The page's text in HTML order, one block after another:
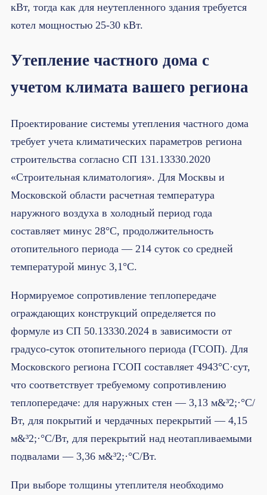
кВт, тогда как для неутепленного здания требуется
котел мощностью 25-30 кВт.
Утепление частного дома с
учетом климата вашего региона
Проектирование системы утепления частного дома
требует учета климатических параметров региона
строительства согласно СП 131.13330.2020
«Строительная климатология». Для Москвы и
Московской области расчетная температура
наружного воздуха в холодный период года
составляет минус 28°C, продолжительность
отопительного периода — 214 суток со средней
температурой минус 3,1°C.
Нормируемое сопротивление теплопередаче
ограждающих конструкций определяется по
формуле из СП 50.13330.2024 в зависимости от
градусо-суток отопительного периода (ГСОП). Для
Московского региона ГСОП составляет 4943°C·сут,
что соответствует требуемому сопротивлению
теплопередаче: для наружных стен — 3,13 м&³2;·°C/
Вт, для покрытий и чердачных перекрытий — 4,15
м&³2;·°C/Вт, для перекрытий над неотапливаемыми
подвалами — 3,36 м&³2;·°C/Вт.
При выборе толщины утеплителя необходимо